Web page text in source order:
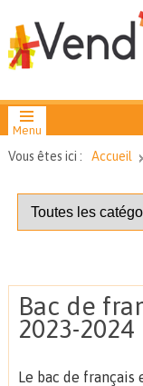
Vous êtes ici : Accueil
Bac de
2023-2024
Le bac de français
Menu